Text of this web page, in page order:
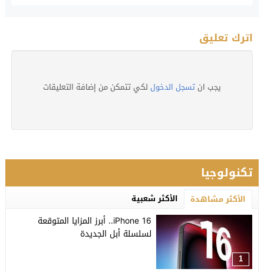
اترك تعليق
يجب ان تسجل الدخول لكي تتمكن من إضافة التعليقات
تكنولوجيا
الأكثر مشاهدة الأكثر شعبية
1
iPhone 16.. أبرز المزايا المتوقعة
لسلسلة أبل الجديدة